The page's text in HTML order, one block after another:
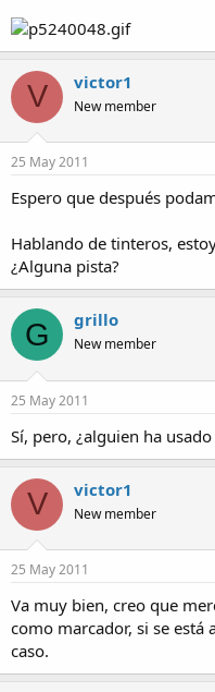
V victor1
New member
25 May 2011
Espero que después
Hablando de tinteros,
¿Alguna pista?
G grillo
New member
25 May 2011
Sí, pero, ¿alguien ha
V victor1
New member
25 May 2011
Va muy bien, creo que
como marcador, si se está
caso.